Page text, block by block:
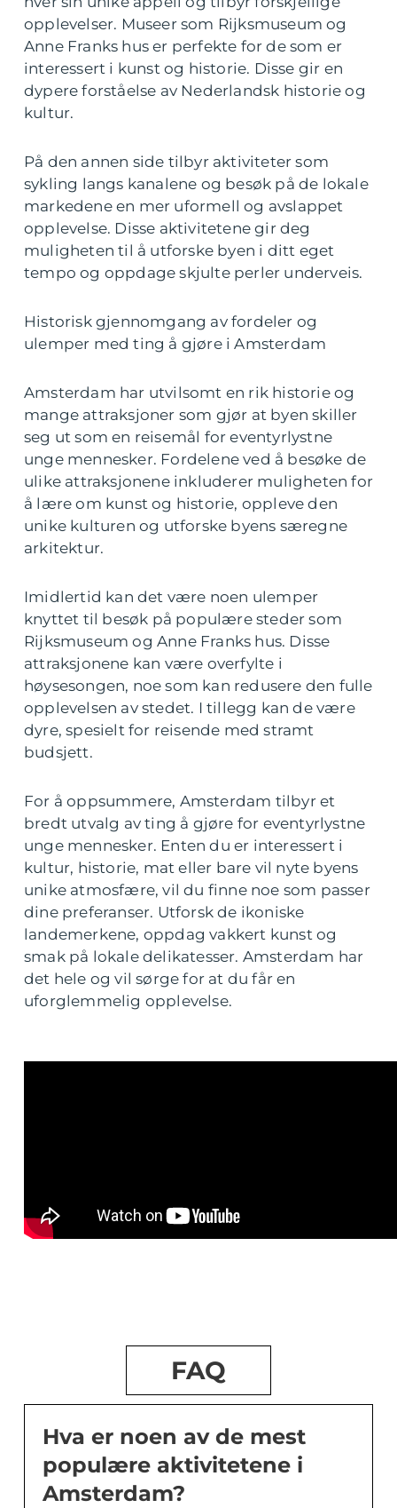
opplevelser. Museer som Rijksmuseum og
Anne Franks hus er perfekte for de som er
interessert i kunst og historie. Disse gir en
dypere forståelse av Nederlandsk historie og
kultur.
På den annen side tilbyr aktiviteter som
sykling langs kanalene og besøk på de lokale
markedene en mer uformell og avslappet
opplevelse. Disse aktivitetene gir deg
muligheten til å utforske byen i ditt eget
tempo og oppdage skjulte perler underveis.
Historisk gjennomgang av fordeler og
ulemper med ting å gjøre i Amsterdam
Amsterdam har utvilsomt en rik historie og
mange attraksjoner som gjør at byen skiller
seg ut som en reisemål for eventyrlystne
unge mennesker. Fordelene ved å besøke de
ulike attraksjonene inkluderer muligheten for
å lære om kunst og historie, oppleve den
unike kulturen og utforske byens særegne
arkitektur.
Imidlertid kan det være noen ulemper
knyttet til besøk på populære steder som
Rijksmuseum og Anne Franks hus. Disse
attraksjonene kan være overfylte i
høysesongen, noe som kan redusere den fulle
opplevelsen av stedet. I tillegg kan de være
dyre, spesielt for reisende med stramt
budsjett.
For å oppsummere, Amsterdam tilbyr et
bredt utvalg av ting å gjøre for eventyrlystne
unge mennesker. Enten du er interessert i
kultur, historie, mat eller bare vil nyte byens
unike atmosfære, vil du finne noe som passer
dine preferanser. Utforsk de ikoniske
landemerkene, oppdag vakkert kunst og
smak på lokale delikatesser. Amsterdam har
det hele og vil sørge for at du får en
uforglemmelig opplevelse.
FAQ
Hva er noen av de mest
populære aktivitetene i
Amsterdam?